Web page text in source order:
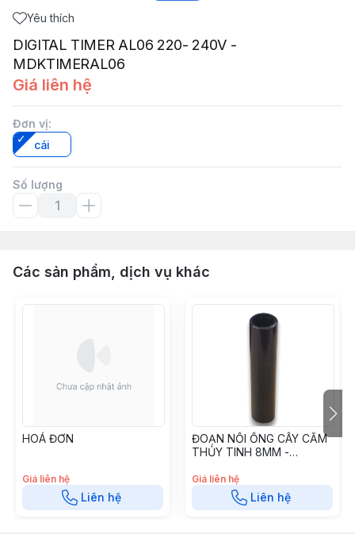
Yêu thích
DIGITAL TIMER AL06 220- 240V -
MDKTIMERAL06
Giá liên hệ
Đơn vị:
cái
Số lượng
Các sản phẩm, dịch vụ khác
HOÁ ĐƠN
Giá liên hệ
Liên hệ
ĐOẠN NỐI ỐNG CÂY CẮM
THỦY TINH 8MM -
Giá liên hệ
Liên hệ